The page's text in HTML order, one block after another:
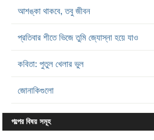
আশঙ্কা থাকবে, তবু জীবন
প্রতিবার শীতে ভিজে তুমি জ্যোস্না হয়ে যাও
কবিতা: পুতুল খেলার ভুল
জোনাকিগুলো
গল্পের বিষয় সমূহ